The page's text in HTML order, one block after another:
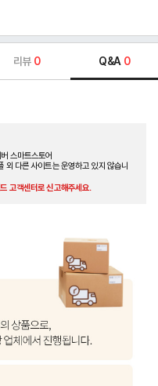
리뷰 0 Q&A 0
스마트스토어
다른 사이트는 운영하고 있지 않습니
고객센터로 신고해주세요.